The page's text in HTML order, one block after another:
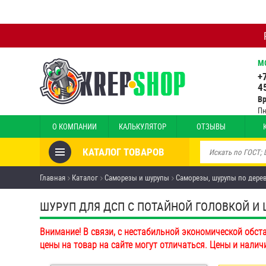
О КОМПАНИИ КАЛЬКУЛЯТОР ОТЗЫВЫ
КАТАЛОГ ТОВАРОВ
Товары со скидкой
Анкеры
Антивандальный крепёж,
инструмент
Болты и винты
Главная Каталог Саморезы и шурупы Саморезы, шурупы по
ШУРУП ДЛЯ ДСП С ПОТАЙНОЙ ГОЛОВКОЙ И
Внимание! В связи, с нестабильной экономической
цены на товар на сайте могут отличаться. Цены и